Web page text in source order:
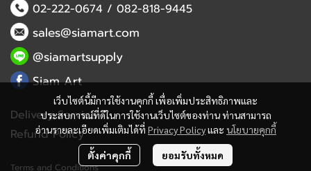
เว็บไซต์นี้มีการใช้งานคุกกี้ เพื่อเพิ่มประสิทธิภาพและ
ประสบการณ์ที่ดีในการใช้งานเว็บไซต์ของท่าน ท่านสามารถ
อ่านรายละเอียดเพิ่มเติมได้ที่ Privacy Policyและ นโยบายคุกกี้
ตั้งค่าคุกกี้ ยอมรับทั้งหมด
02-222-0674/ 082-818-9445
sales@siamart.com
@siamartsupply
Siam Art
Delivery Service
Refund Policy
Terms and Conditions